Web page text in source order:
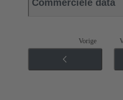
Commerciële data
Vorige